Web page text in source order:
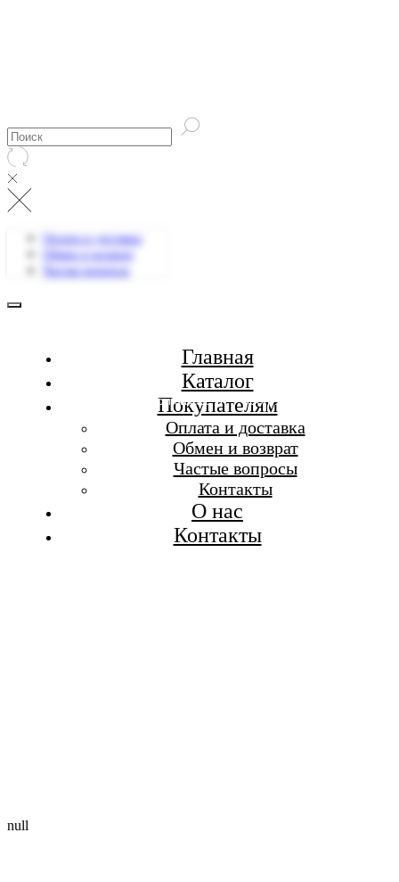
Бесплатная доставка при заказе от 7 000 р.
null
Оплата и доставка
Обмен и возврат
Частые вопросы
Главная
Каталог
Покупателям
Оплата и доставка
Обмен и возврат
Частые вопросы
Контакты
О нас
Контакты